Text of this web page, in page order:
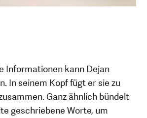
Informationen kann Dejan
In seinem Kopf fügt er sie zu
Ganz ähnlich bündelt
geschriebene Worte, um